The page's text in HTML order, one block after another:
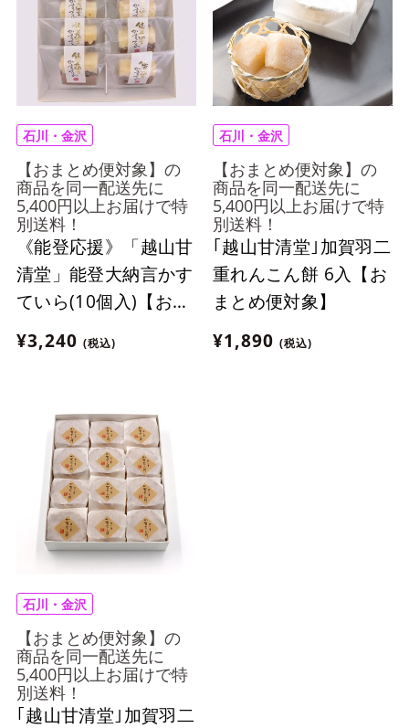
石川・金沢
【おまとめ便対象】の
商品を同一配送先に
5,400円以上お届けで特
別送料！
《能登応援》「越山甘
清堂」能登大納言かす
ていら(10個入)【おま
とめ便対象】
¥3,240 (税込)
石川・金沢
【おまとめ便対象】の
商品を同一配送先に
5,400円以上お届けで特
別送料！
｢越山甘清堂｣加賀羽二
重れんこん餅 6入【お
まとめ便対象】
¥1,890 (税込)
石川・金沢
【おまとめ便対象】の
商品を同一配送先に
5,400円以上お届けで特
別送料！
｢越山甘清堂｣加賀羽二